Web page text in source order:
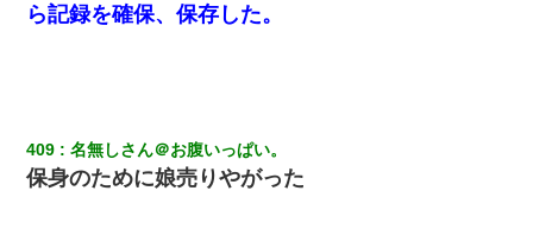
ら記録を確保、保存した。
409 名無しさん＠お腹いっぱい。
保身のために娘売りやがった